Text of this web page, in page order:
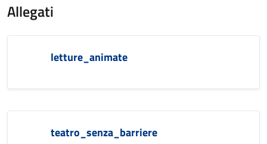
Allegati
letture_animate
teatro_senza_barriere